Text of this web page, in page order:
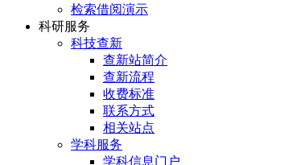
检索借阅演示
科研服务
科技查新
查新站简介
查新流程
收费标准
联系方式
相关站点
学科服务
学科信息门户